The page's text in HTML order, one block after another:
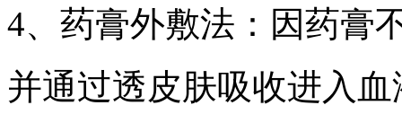
4、药膏外敷法：因药膏
并通过透皮肤吸收进入